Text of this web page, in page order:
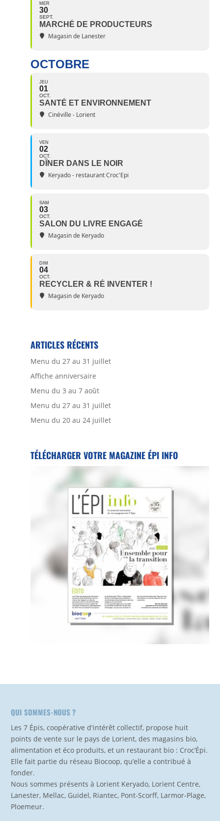
MER
30
SEPT.
MARCHÉ DE PRODUCTEURS
Magasin de Lanester
OCTOBRE
JEU
01
OCT.
SANTÉ ET ENVIRONNEMENT
Cinéville - Lorient
VEN
02
OCT.
DÎNER DANS LE NOIR
Keryado - restaurant Croc'Epi
SAM
03
OCT.
SALON DU LIVRE ENGAGÉ
Magasin de Keryado
DIM
04
OCT.
RECYCLER & RÉ INVENTER !
Magasin de Keryado
ARTICLES RÉCENTS
Menu du 27 au 31 juillet
Affiche anniversaire
Menu du 3 au 7 août
Menu du 27 au 31 juillet
Menu du 20 au 24 juillet
TÉLÉCHARGER VOTRE MAGAZINE ÉPI INFO
QUI SOMMES-NOUS ?
Les 7 Épis, coopérative d'intérêt collectif, propose huit
points de vente sur le pays de Lorient, des magasins bio,
alimentation et éco produits, et un restaurant bio : Croc’Épi.
Elle fait partie du réseau Biocoop, qu’elle a contribué à
fonder.
Nous sommes présents à Lorient Keryado, Lorient Centre,
Lanester, Mellac, Guidel, Riantec, Pont-Scorff, Larmor-Plage,
Ploemeur.